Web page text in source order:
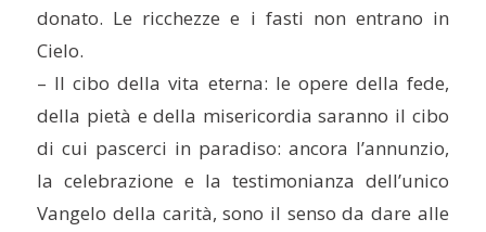
donato. Le ricchezze e i fasti non entrano in
Cielo.
– Il cibo della vita eterna: le opere della fede,
della pietà e della misericordia saranno il cibo
di cui pascerci in paradiso: ancora l’annunzio,
la celebrazione e la testimonianza dell’unico
Vangelo della carità, sono il senso da dare alle